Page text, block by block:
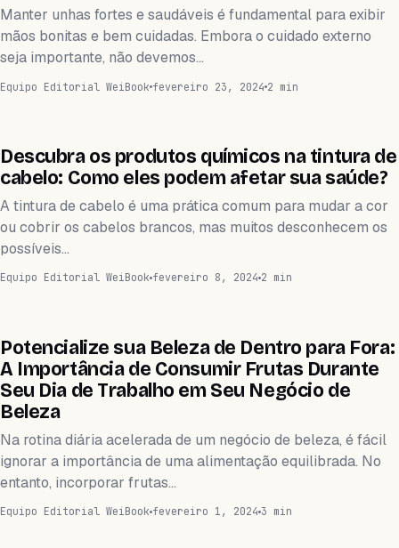
Manter unhas fortes e saudáveis é fundamental para exibir
mãos bonitas e bem cuidadas. Embora o cuidado externo
seja importante, não devemos…
Equipo Editorial WeiBook fevereiro 23, 2024 2 min
WEIHEALTH
Descubra os produtos químicos na tintura de
cabelo: Como eles podem afetar sua saúde?
A tintura de cabelo é uma prática comum para mudar a cor
ou cobrir os cabelos brancos, mas muitos desconhecem os
possíveis…
Equipo Editorial WeiBook fevereiro 8, 2024 2 min
WEIHEALTH
Potencialize sua Beleza de Dentro para Fora:
A Importância de Consumir Frutas Durante
Seu Dia de Trabalho em Seu Negócio de
Beleza
Na rotina diária acelerada de um negócio de beleza, é fácil
ignorar a importância de uma alimentação equilibrada. No
entanto, incorporar frutas…
Equipo Editorial WeiBook fevereiro 1, 2024 3 min